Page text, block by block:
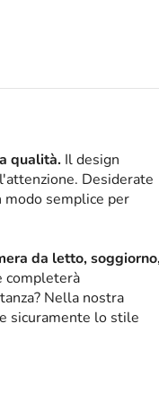
qualità. Il design
Desiderate
modo semplice per
da letto,
completerà
Nella nostra
sicuramente lo stile